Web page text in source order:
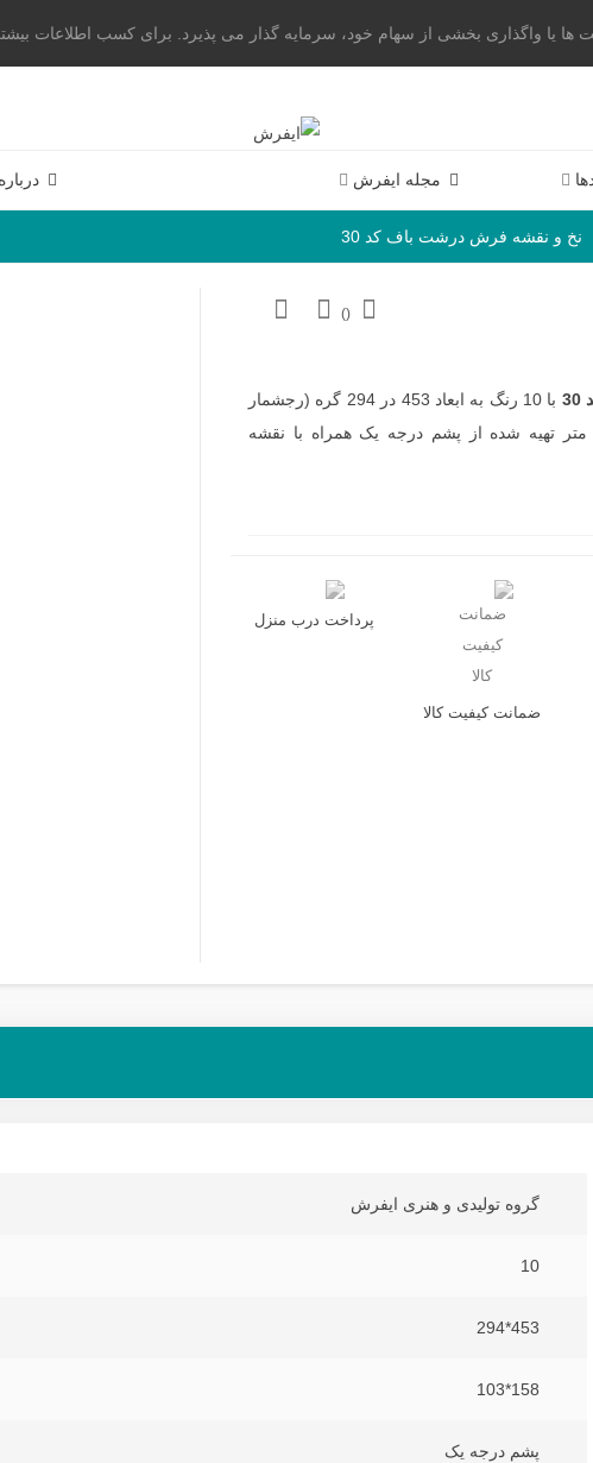
یا واگذاری بخشی از سهام خود، سرمایه گذار می پذیرد. برای کسب اطلاعات بیشتر تماس
مجله ایفرش
نخ و نقشه فرش درشت باف کد 30
(
)
با 10 رنگ به ابعاد 453 در 294 گره (رجشمار
و سایز 158 در 103 سانتی متر تهیه شده از پشم درجه یک همراه با نقشه
ضمانت کیفیت کالا
پرداخت درب منزل
گروه تولیدی و هنری ایفرش
10
453*294
158*103
پشم درجه یک